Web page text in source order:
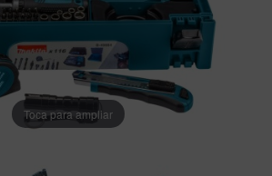
Toca para ampliar